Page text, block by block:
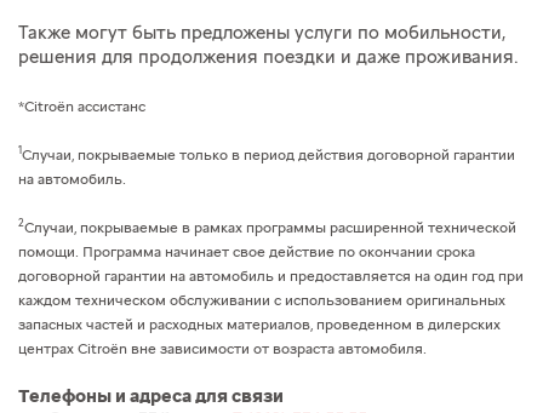
Также могут быть предложены услуги по мобильности,
решения для продолжения поездки и даже проживания.
*Citroёn ассистанс
1Случаи, покрываемые только в период действия договорной гарантии
на автомобиль.
2Случаи, покрываемые в рамках программы расширенной технической
помощи. Программа начинает свое действие по окончании срока
договорной гарантии на автомобиль и предоставляется на один год при
каждом техническом обслуживании с использованием оригинальных
запасных частей и расходных материалов, проведенном в дилерских
центрах Citroёn вне зависимости от возраста автомобиля.
Телефоны и адреса для связи